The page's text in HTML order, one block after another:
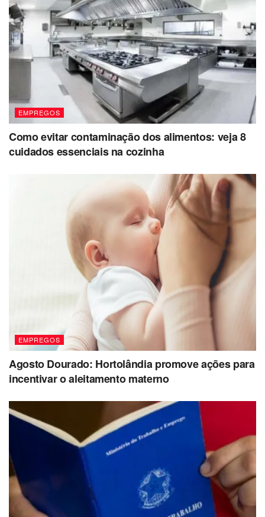
EMPREGOS
Como evitar contaminação dos alimentos: veja 8
cuidados essenciais na cozinha
EMPREGOS
Agosto Dourado: Hortolândia promove ações para
incentivar o aleitamento materno